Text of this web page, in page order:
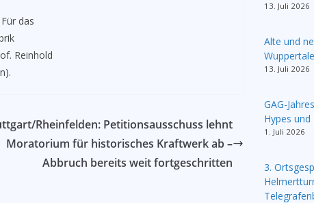
das
Reinhold
Rheinfelden: Petitionsausschuss lehnt
Moratorium für historisches Kraftwerk ab –
Abbruch bereits weit fortgeschritten
13. Juli 2026
Alte und
13. Juli 2026
GAG-
Hypes
1. Juli 2026
3.